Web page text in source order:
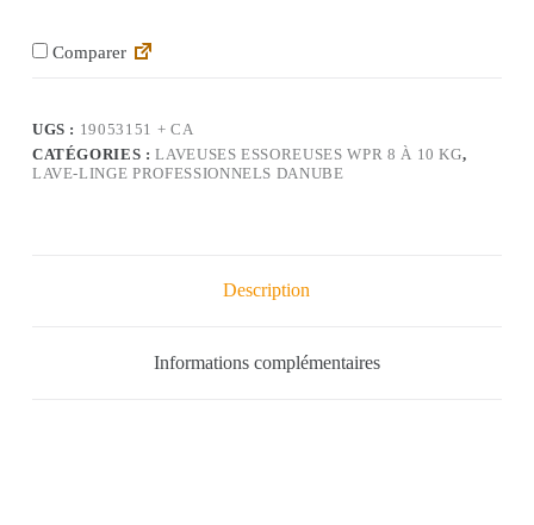
Comparer
UGS : 19053151 + CA
CATÉGORIES :LAVEUSES ESSOREUSES WPR 8 À 10 KG,
LAVE-LINGE PROFESSIONNELS DANUBE
Description
Informations complémentaires